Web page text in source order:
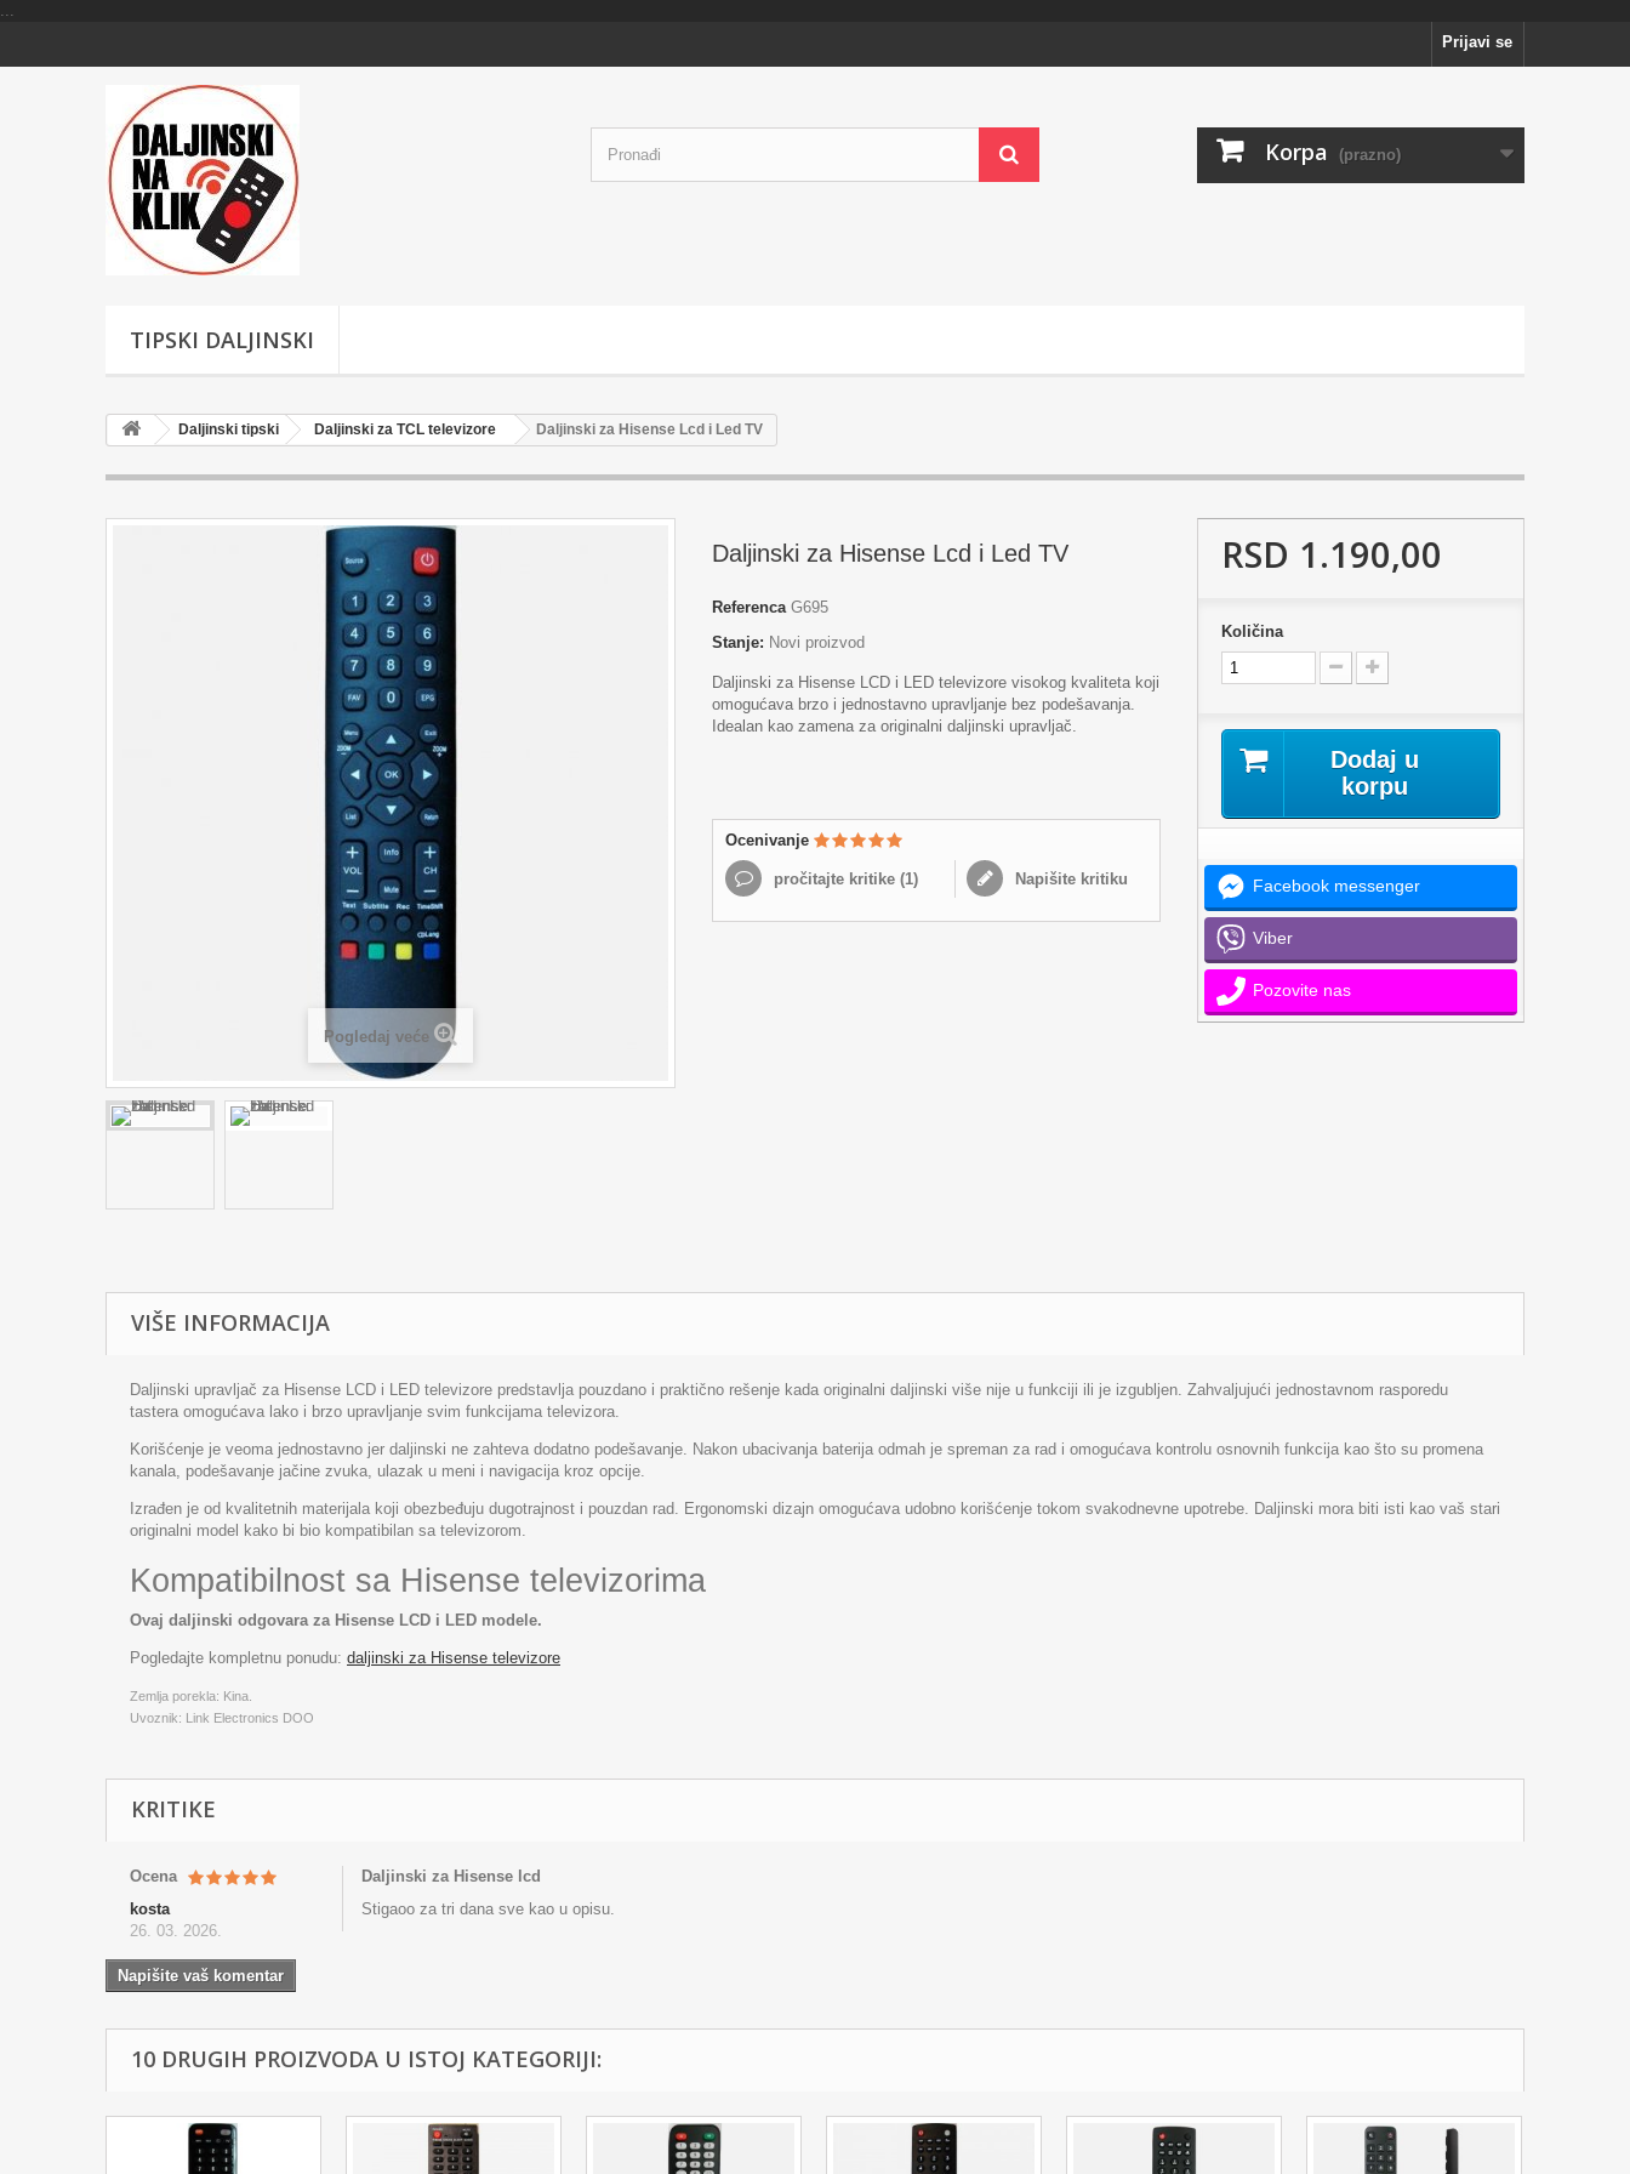
...
Prijavi se
Korpa (prazno)
TIPSKI DALJINSKI
Daljinski tipski Daljinski za TCL televizore Daljinski za Hisense Lcd i Led TV
Pogledaj veće
Daljinski za Hisense Lcd i Led TV
Referenca G695
Stanje: Novi proizvod
Daljinski za Hisense LCD i LED televizore visokog kvaliteta koji
omogućava brzo i jednostavno upravljanje bez podešavanja.
Idealan kao zamena za originalni daljinski upravljač.
Ocenivanje
pročitajte kritike (1) Napišite kritiku
RSD 1.190,00
Količina
Dodaj u
korpu
Facebook messenger
Viber
Pozovite nas
VIŠE INFORMACIJA
Daljinski upravljač za Hisense LCD i LED televizore predstavlja pouzdano i praktično rešenje kada originalni daljinski više nije u funkciji ili je izgubljen. Zahvaljujući jednostavnom rasporedu
tastera omogućava lako i brzo upravljanje svim funkcijama televizora.
Korišćenje je veoma jednostavno jer daljinski ne zahteva dodatno podešavanje. Nakon ubacivanja baterija odmah je spreman za rad i omogućava kontrolu osnovnih funkcija kao što su promena
kanala, podešavanje jačine zvuka, ulazak u meni i navigacija kroz opcije.
Izrađen je od kvalitetnih materijala koji obezbeđuju dugotrajnost i pouzdan rad. Ergonomski dizajn omogućava udobno korišćenje tokom svakodnevne upotrebe. Daljinski mora biti isti kao vaš stari
originalni model kako bi bio kompatibilan sa televizorom.
Kompatibilnost sa Hisense televizorima
Ovaj daljinski odgovara za Hisense LCD i LED modele.
Pogledajte kompletnu ponudu: daljinski za Hisense televizore
Zemlja porekla: Kina.
Uvoznik: Link Electronics DOO
KRITIKE
Ocena
kosta
26. 03. 2026.
Daljinski za Hisense lcd
Stigaoo za tri dana sve kao u opisu.
Napišite vaš komentar
10 DRUGIH PROIZVODA U ISTOJ KATEGORIJI: